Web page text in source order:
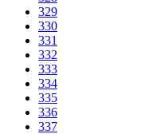
329
330
331
332
333
334
335
336
337